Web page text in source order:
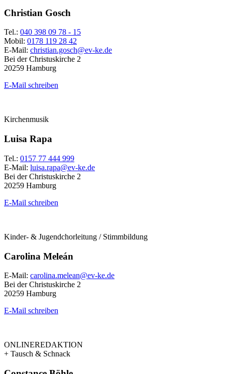
Christian Gosch
Tel.: 040 398 09 78 - 15
Mobil: 0178 119 28 42
E-Mail: christian.gosch@ev-ke.de
Bei der Christuskirche 2
20259 Hamburg
E-Mail schreiben
Kirchenmusik
Luisa Rapa
Tel.: 0157 77 444 999
E-Mail: luisa.rapa@ev-ke.de
Bei der Christuskirche 2
20259 Hamburg
E-Mail schreiben
Kinder- & Jugendchorleitung / Stimmbildung
Carolina Meleán
E-Mail: carolina.melean@ev-ke.de
Bei der Christuskirche 2
20259 Hamburg
E-Mail schreiben
ONLINEREDAKTION
+ Tausch & Schnack